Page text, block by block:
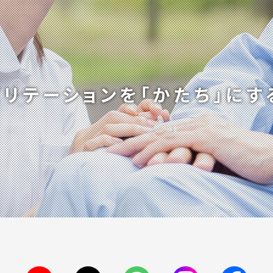
テーションを「かたち」に